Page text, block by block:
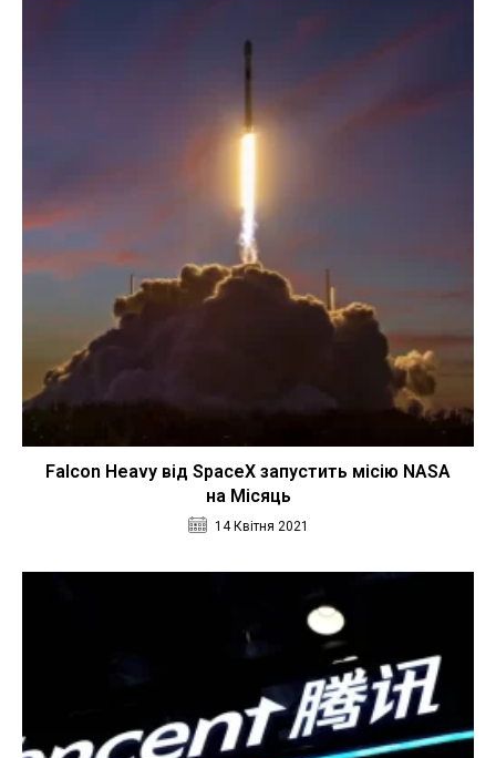
Falcon Heavy від SpaceX запустить місію NASA
на Місяць
14 Квітня 2021